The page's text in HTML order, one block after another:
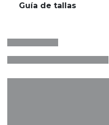
Guía de tallas